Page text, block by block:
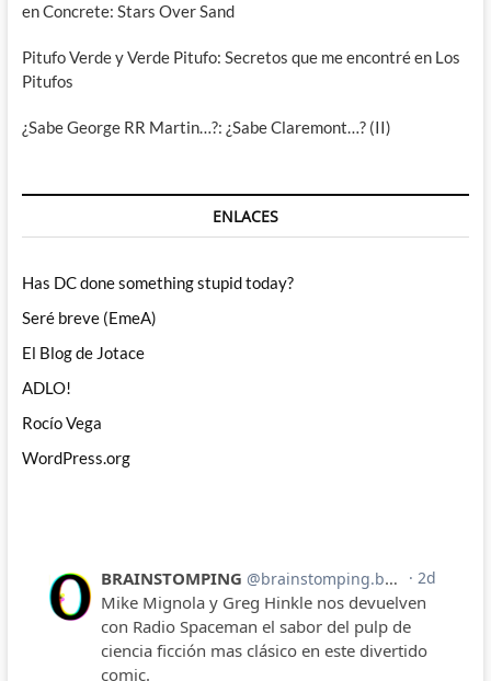
en Concrete: Stars Over Sand
Pitufo Verde y Verde Pitufo: Secretos que me encontré en Los
Pitufos
¿Sabe George RR Martin…?: ¿Sabe Claremont…? (II)
ENLACES
Has DC done something stupid today?
Seré breve (EmeA)
El Blog de Jotace
ADLO!
Rocío Vega
WordPress.org